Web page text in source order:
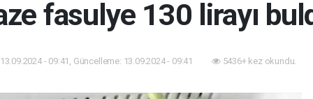
fasulye 130 lirayı
13.09.2024 - 09:41, Güncelleme: 13.09.2024 - 09:41 5436+ kez okundu.